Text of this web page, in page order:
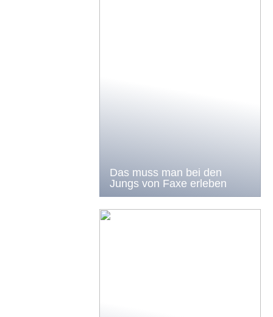
Das muss man bei den
Jungs von Faxe erleben